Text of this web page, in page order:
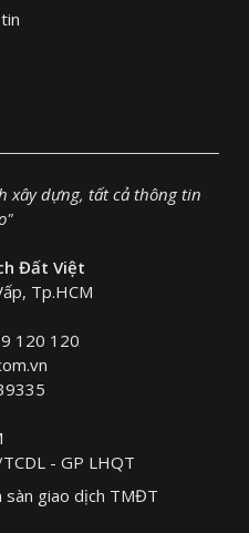
xây dựng, tất cả thông tin
Đất Việt
Tp.HCM
120 120
- GP LHQT